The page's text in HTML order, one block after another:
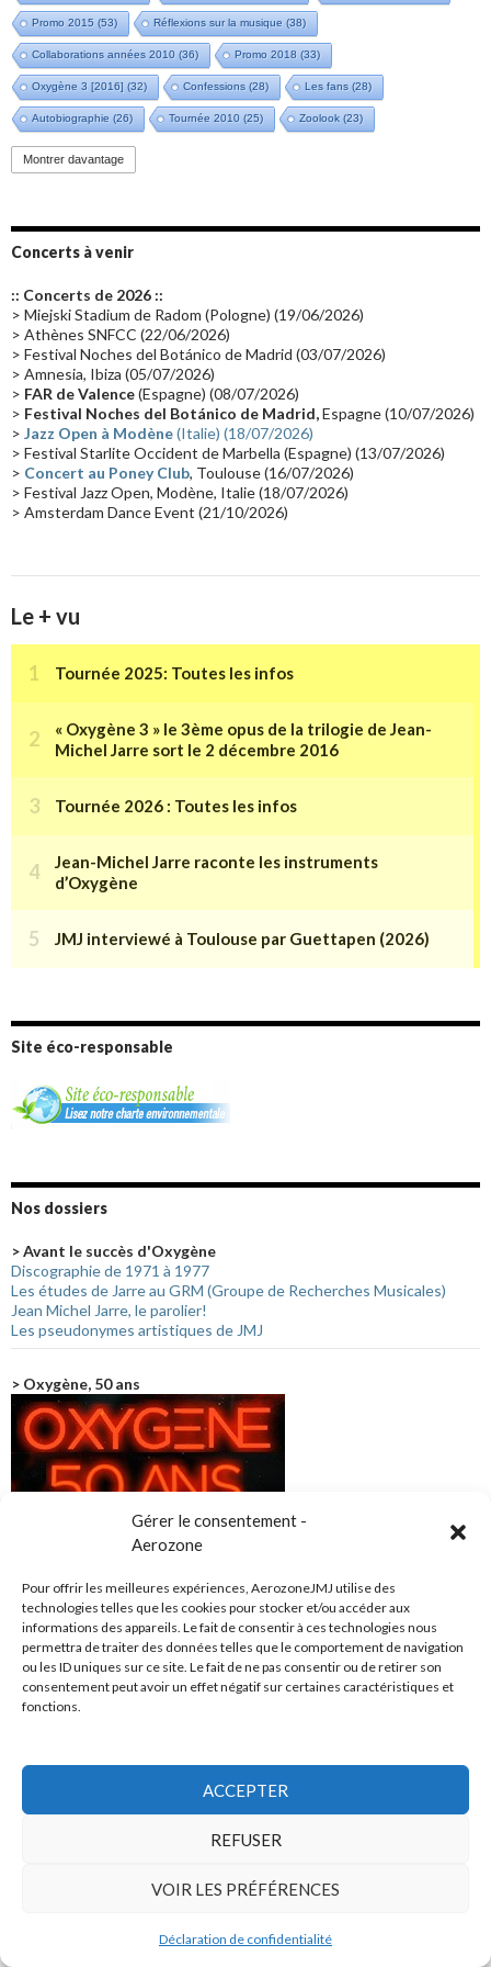
Gérer le consentement -
Aerozone
Pour offrir les meilleures expériences, AerozoneJMJ utilise des
technologies telles que les cookies pour stocker et/ou accéder aux
informations des appareils. Le fait de consentir à ces technologies nous
permettra de traiter des données telles que le comportement de navigation
ou les ID uniques sur ce site. Le fait de ne pas consentir ou de retirer son
consentement peut avoir un effet négatif sur certaines caractéristiques et
fonctions.
ACCEPTER
REFUSER
VOIR LES PRÉFÉRENCES
Déclaration de confidentialité
Promo 2015 (53) Réflexions sur la musique (38)
Collaborations années 2010 (36) Promo 2018 (33)
Oxygène 3 [2016] (32) Confessions (28) Les fans (28)
Autobiographie (26) Tournée 2010 (25) Zoolook (23)
Promo 2019(23)
Groupe de Recherche Musicale
Passages radio Vidéo Jarrecast (16) Synthé 80's
Les concerts en Chine(16) Cinéma
Synthé Roland(15) Belgique(15)
(14) Astronomie (14)
Tournée 2025(14) 2024(14) Chine(13)
Montrer davantage
Concerts à venir
:: Concerts de 2026 ::
> Miejski Stadium de Radom (Pologne) (19/06/2026)
> Athènes SNFCC (22/06/2026)
> Festival Noches del Botánico de Madrid (03/07/2026)
> Amnesia, Ibiza (05/07/2026)
> FAR de Valence(Espagne) (08/07/2026)
> Festival Noches del Botánico de Madrid,Espagne (10/07/2026)
> Jazz Open à Modène(Italie) (18/07/2026)
> Festival Starlite Occident de Marbella (Espagne) (13/07/2026)
> Concert au Poney Club, Toulouse (16/07/2026)
> Festival Jazz Open, Modène, Italie (18/07/2026)
> Amsterdam Dance Event (21/10/2026)
Le + vu
Site éco-responsable
Nos dossiers
> Avant le succès d'Oxygène
Discographie de 1971 à 1977
Les études de Jarre au GRM (Groupe de Recherches Musicales)
Jean Michel Jarre, le parolier!
Les pseudonymes artistiques de JMJ
> Oxygène, 50 ans
> Technique
Les synthés de Jean Michel Jarre à travers le temps
L'histoire de Jarre technologies
Lexique technique
Comprendre la harpe laser
> Comptes-rendus de concerts
Compte-rendu du concert de Monaco (2011)